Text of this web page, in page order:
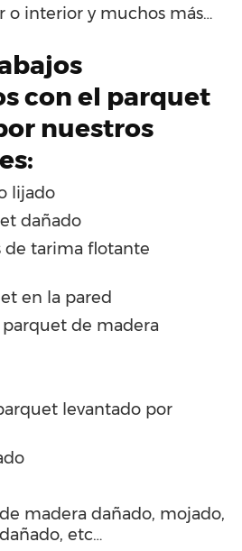
o interior y muchos más…
con el parquet
nuestros
lijado
dañado
de tarima flotante
en la pared
de madera
levantado por
madera dañado, mojado,
etc…